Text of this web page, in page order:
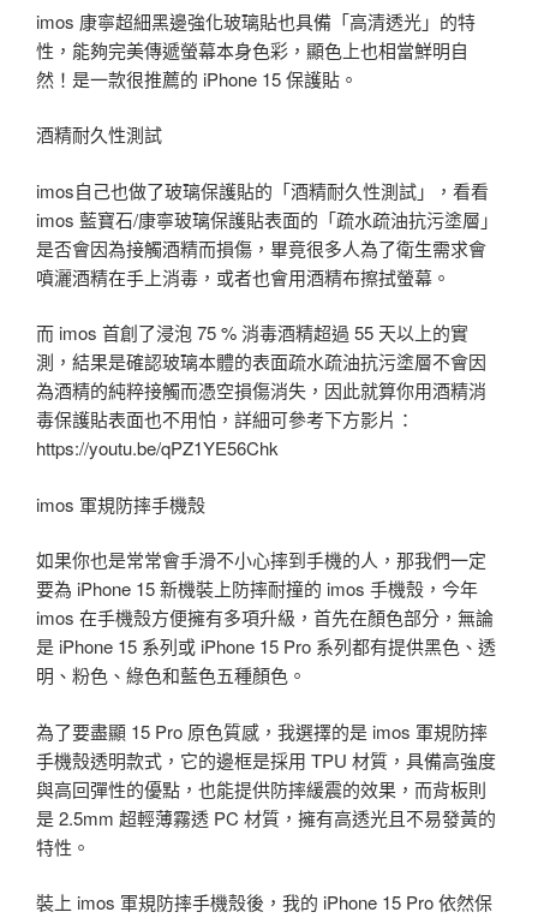
imos 康寧超細黑邊強化玻璃貼也具備「高清透光」的特
性，能夠完美傳遞螢幕本身色彩，顯色上也相當鮮明自
然！是一款很推薦的 iPhone 15 保護貼。
酒精耐久性測試
imos自己也做了玻璃保護貼的「酒精耐久性測試」，看看
imos 藍寶石/康寧玻璃保護貼表面的「疏水疏油抗污塗層」
是否會因為接觸酒精而損傷，畢竟很多人為了衛生需求會
噴灑酒精在手上消毒，或者也會用酒精布擦拭螢幕。
而 imos 首創了浸泡 75 % 消毒酒精超過 55 天以上的實
測，結果是確認玻璃本體的表面疏水疏油抗污塗層不會因
為酒精的純粹接觸而憑空損傷消失，因此就算你用酒精消
毒保護貼表面也不用怕，詳細可參考下方影片：
https://youtu.be/qPZ1YE56Chk
imos 軍規防摔手機殼
如果你也是常常會手滑不小心摔到手機的人，那我們一定
要為 iPhone 15 新機裝上防摔耐撞的 imos 手機殼，今年
imos 在手機殼方便擁有多項升級，首先在顏色部分，無論
是 iPhone 15 系列或 iPhone 15 Pro 系列都有提供黑色、透
明、粉色、綠色和藍色五種顏色。
為了要盡顯 15 Pro 原色質感，我選擇的是 imos 軍規防摔
手機殼透明款式，它的邊框是採用 TPU 材質，具備高強度
與高回彈性的優點，也能提供防摔緩震的效果，而背板則
是 2.5mm 超輕薄霧透 PC 材質，擁有高透光且不易發黃的
特性。
裝上 imos 軍規防摔手機殼後，我的 iPhone 15 Pro 依然保